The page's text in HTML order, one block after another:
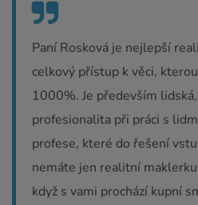
Paní Rosková je nejlepší
celkový přístup k věci,
1000%. Je především
profesionalita při práci s
profese, které do řešení
nemáte jen realitní
když s vami prochází kupní